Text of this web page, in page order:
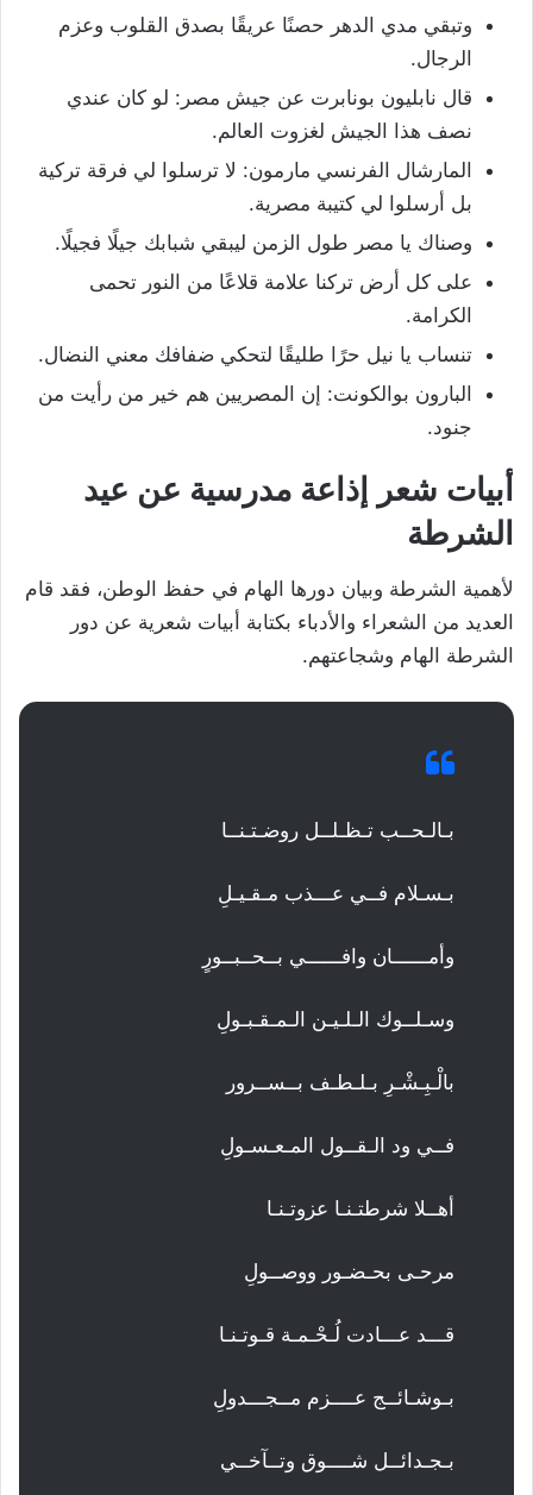
وتبقي مدي الدهر حصنًا عريقًا بصدق القلوب وعزم
الرجال.
قال نابليون بونابرت عن جيش مصر: لو كان عندي
نصف هذا الجيش لغزوت العالم.
المارشال الفرنسي مارمون: لا ترسلوا لي فرقة تركية
بل أرسلوا لي كتيبة مصرية.
وصناك يا مصر طول الزمن ليبقي شبابك جيلًا فجيلًا.
على كل أرض تركنا علامة قلاعًا من النور تحمى
الكرامة.
تنساب يا نيل حرًا طليقًا لتحكي ضفافك معني النضال.
البارون بوالكونت: إن المصريين هم خير من رأيت من
جنود.
أبيات شعر إذاعة مدرسية عن عيد
الشرطة
لأهمية الشرطة وبيان دورها الهام في حفظ الوطن، فقد قام
العديد من الشعراء والأدباء بكتابة أبيات شعرية عن دور
الشرطة الهام وشجاعتهم.
بـالـحــب تـظـلــل روضـتـنــا
بـسـلام فــي عـــذب مـقـيـلِ
وأمــــــان وافــــــي بــحــبــورٍ
وسـلــوك الـلـيـن الـمـقـبـولِ
بالْـبِـشْـرِ بـلـطـف بــســرور
فــي ود الـقــول المـعـسـولِ
أهــلا شرطتـنـا عزوتـنـا
مرحـى بحـضـور ووصــولِ
قـــد عـــادت لُـحْـمـة قـوتـنـا
بـوشـائــج عــــزم مــجـــدولِ
بـجـدائــل شــــوق وتــآخــي